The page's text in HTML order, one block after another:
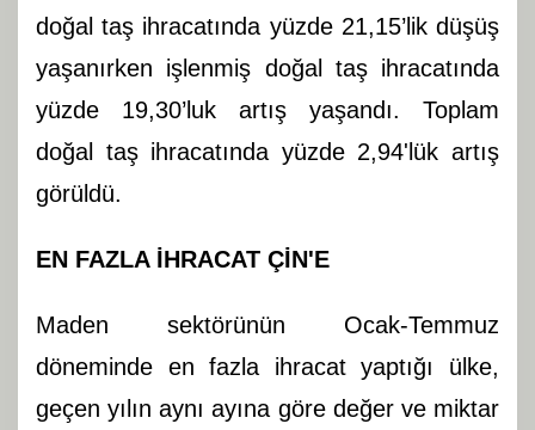
doğal taş ihracatında yüzde 21,15’lik düşüş
yaşanırken işlenmiş doğal taş ihracatında
yüzde 19,30’luk artış yaşandı. Toplam
doğal taş ihracatında yüzde 2,94'lük artış
görüldü.
EN FAZLA İHRACAT ÇİN'E
Maden sektörünün Ocak-Temmuz
döneminde en fazla ihracat yaptığı ülke,
geçen yılın aynı ayına göre değer ve miktar